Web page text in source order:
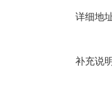
详细地
补充说